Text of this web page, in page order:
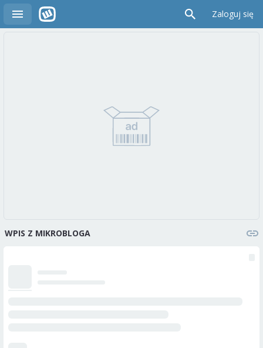
Zaloguj się
WPIS Z MIKROBLOGA